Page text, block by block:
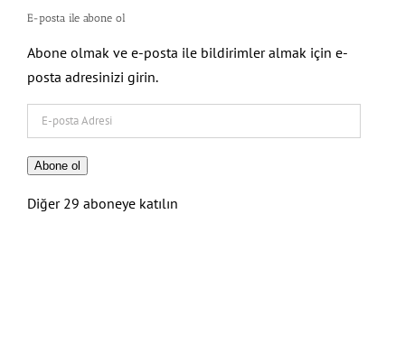
E-posta ile abone ol
Abone olmak ve e-posta ile bildirimler almak için e-
posta adresinizi girin.
posta
Adresi
Abone ol
Diğer 29 aboneye katılın